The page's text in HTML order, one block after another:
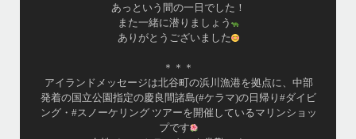
は最高のコンディションです！
昔よく潜りに来て下さっていたリピーターさんの子供が10
才になったので一緒にダイビングデビュー…なんて嬉しい
緒させて頂いてます
•
渡嘉敷島の方も夏には珍しい北風つづきのおかげでビーチ
が穏やか
...